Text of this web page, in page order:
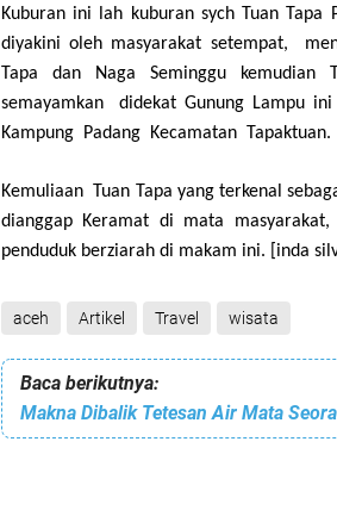
Kuburan ini lah kuburan sych Tuan Tapa
diyakini oleh masyarakat setempat,
Tapa dan Naga Seminggu kemudian
semayamkan didekat Gunung Lampu ini
Kampung Padang Kecamatan Tapaktuan.
Kemuliaan Tuan Tapa yang terkenal
dianggap Keramat di
mata
penduduk berziarah di makam ini. inda
aceh Artikel Travel wisata
Baca berikutnya:
Makna Dibalik Tetesan Air Mata